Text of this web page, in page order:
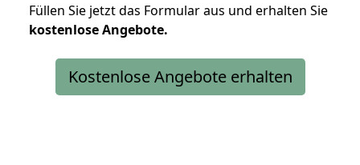
Füllen Sie jetzt das Formular aus und erhalten Sie
kostenloseAngebote.
Kostenlose Angebote erhalten